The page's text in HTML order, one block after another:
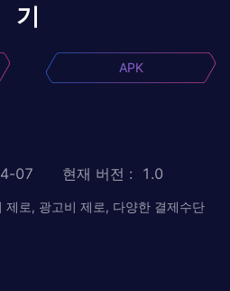
기
APK
07 현재 버전 : 1.0
제로, 광고비 제로, 다양한 결제수단